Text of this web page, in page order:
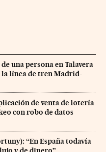
una persona en Talavera
la línea de tren Madrid-
de venta de lotería
con robo de datos
“En España todavía